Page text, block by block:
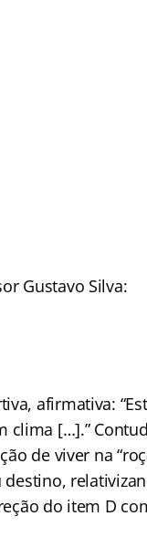
Gustavo Silva:
afirmativa:
clima […].”
de viver na
do item D